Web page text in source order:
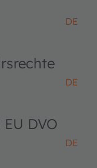
DE
DE
DVO
DE